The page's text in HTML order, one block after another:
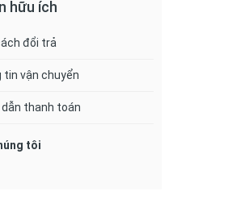
hữu ích
đổi trả
tin vận chuyển
dẫn thanh toán
tôi